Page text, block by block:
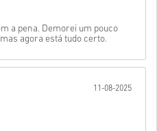
a pena. Demorei um pouco
agora está tudo certo.
11-08-2025